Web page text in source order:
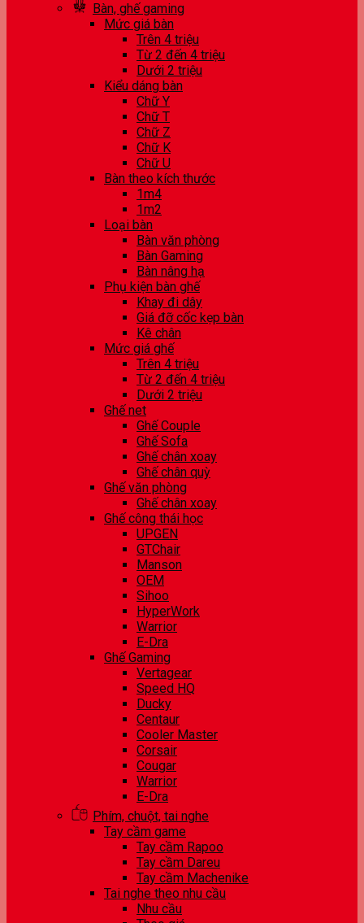
Bàn, ghế gaming
Mức giá bàn
Trên 4 triệu
Từ 2 đến 4 triệu
Dưới 2 triệu
Kiểu dáng bàn
Chữ Y
Chữ T
Chữ Z
Chữ K
Chữ U
Bàn theo kích thước
1m4
1m2
Loại bàn
Bàn văn phòng
Bàn Gaming
Bàn nâng hạ
Phụ kiện bàn ghế
Khay đi dây
Giá đỡ cốc kẹp bàn
Kê chân
Mức giá ghế
Trên 4 triệu
Từ 2 đến 4 triệu
Dưới 2 triệu
Ghế net
Ghế Couple
Ghế Sofa
Ghế chân xoay
Ghế chân quỳ
Ghế văn phòng
Ghế chân xoay
Ghế công thái học
UPGEN
GTChair
Manson
OEM
Sihoo
HyperWork
Warrior
E-Dra
Ghế Gaming
Vertagear
Speed HQ
Ducky
Centaur
Cooler Master
Corsair
Cougar
Warrior
E-Dra
Phím, chuột, tai nghe
Tay cầm game
Tay cầm Rapoo
Tay cầm Dareu
Tay cầm Machenike
Tai nghe theo nhu cầu
Nhu cầu